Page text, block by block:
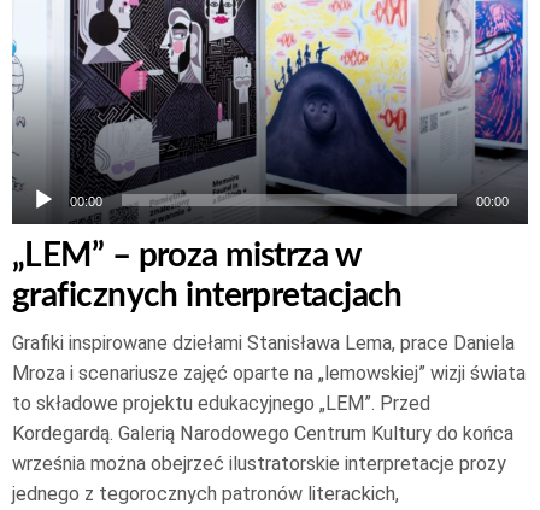
00:00 00:00
„LEM” – proza mistrza w
graficznych interpretacjach
Grafiki inspirowane dziełami Stanisława Lema, prace Daniela
Mroza i scenariusze zajęć oparte na „lemowskiej” wizji świata
to składowe projektu edukacyjnego „LEM”. Przed
Kordegardą. Galerią Narodowego Centrum Kultury do końca
września można obejrzeć ilustratorskie interpretacje prozy
jednego z tegorocznych patronów literackich,